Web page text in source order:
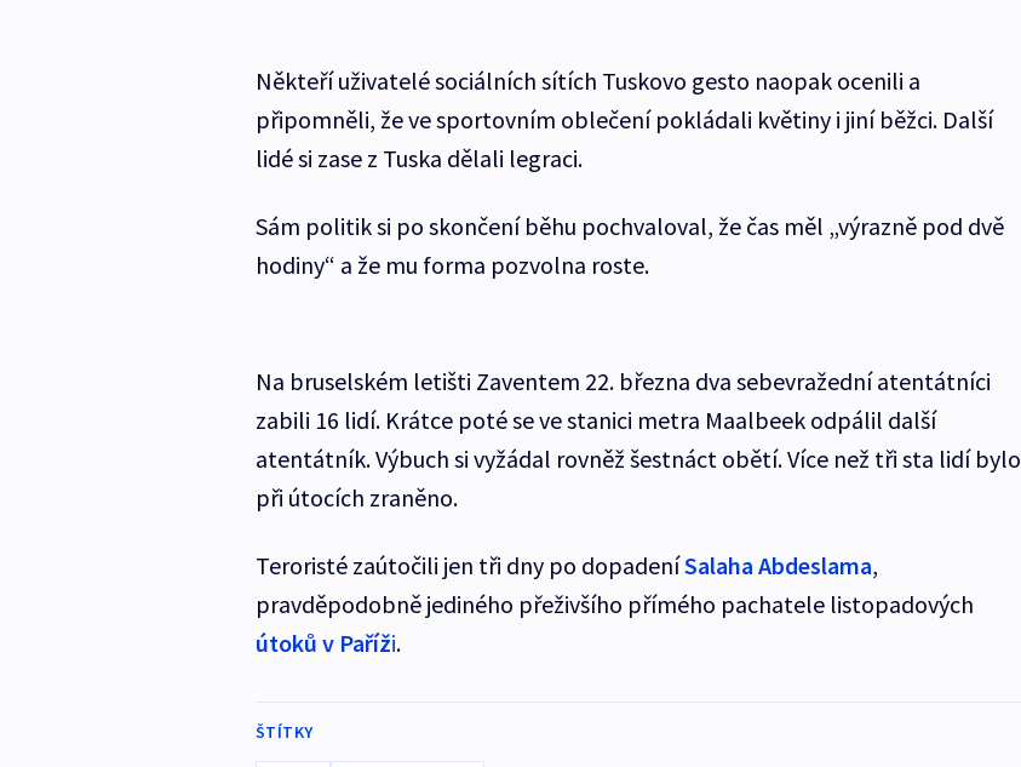
Někteří uživatelé sociálních sítích Tuskovo gesto naopak ocenili a
připomněli, že ve sportovním oblečení pokládali květiny i jiní běžci. Další
lidé si zase z Tuska dělali legraci.
Sám politik si po skončení běhu pochvaloval, že čas měl „výrazně pod dvě
hodiny“ a že mu forma pozvolna roste.
Na bruselském letišti Zaventem 22. března dva sebevražední atentátníci
zabili 16 lidí. Krátce poté se ve stanici metra Maalbeek odpálil další
atentátník. Výbuch si vyžádal rovněž šestnáct obětí. Více než tři sta lidí bylo
při útocích zraněno.
Teroristé zaútočili jen tři dny po dopadeníSalaha Abdeslama,
pravděpodobně jediného přeživšího přímého pachatele listopadových
útoků v Paříži.
ŠTÍTKY